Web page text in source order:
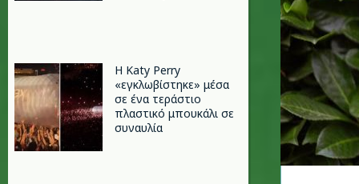
H Katy Perry
«εγκλωβίστηκε» μέσα
σε ένα τεράστιο
πλαστικό μπουκάλι σε
συναυλία